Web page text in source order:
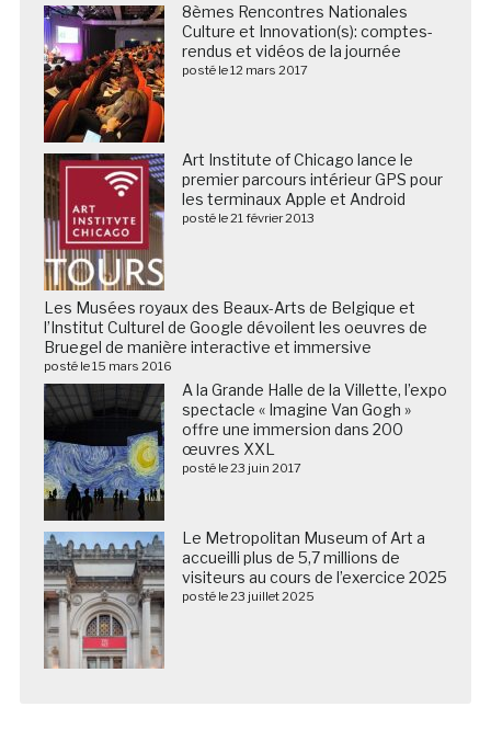
8èmes Rencontres Nationales
Culture et Innovation(s): comptes-
rendus et vidéos de la journée
posté le 12 mars 2017
Art Institute of Chicago lance le
premier parcours intérieur GPS pour
les terminaux Apple et Android
posté le 21 février 2013
Les Musées royaux des Beaux-Arts de Belgique et
l’Institut Culturel de Google dévoilent les oeuvres de
Bruegel de manière interactive et immersive
posté le 15 mars 2016
A la Grande Halle de la Villette, l’expo
spectacle « Imagine Van Gogh »
offre une immersion dans 200
œuvres XXL
posté le 23 juin 2017
Le Metropolitan Museum of Art a
accueilli plus de 5,7 millions de
visiteurs au cours de l’exercice 2025
posté le 23 juillet 2025